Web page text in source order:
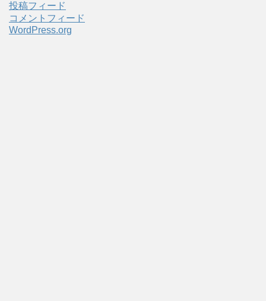
投稿フィード
コメントフィード
WordPress.org